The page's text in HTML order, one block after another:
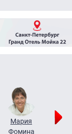
Мария
Фомина